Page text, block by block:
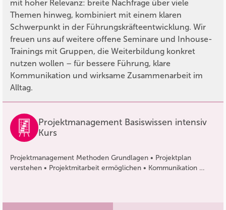
mit hoher Relevanz: breite Nachfrage über viele
Themen hinweg, kombiniert mit einem klaren
Schwerpunkt in der Führungskräfteentwicklung. Wir
freuen uns auf weitere offene Seminare und Inhouse-
Trainings mit Gruppen, die Weiterbildung konkret
nutzen wollen – für bessere Führung, klare
Kommunikation und wirksame Zusammenarbeit im
Alltag.
Projektmanagement Basiswissen intensiv
Kurs
Projektmanagement Methoden Grundlagen • Projektplan
verstehen • Projektmitarbeit ermöglichen • Kommunikation …